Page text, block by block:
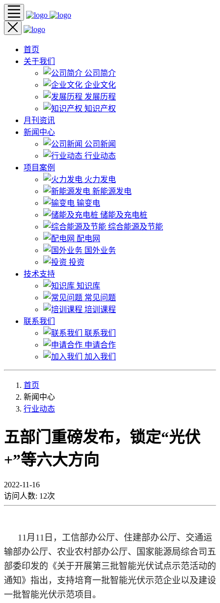
首页
关于我们
公司简介
企业文化
发展历程
知识产权
月刊资讯
新闻中心
公司新闻
行业动态
项目案例
火力发电
新能源发电
输变电
储能及充电桩
综合能源及节能
配电网
国外业务
投资
技术支持
知识库
常见问题
培训课程
联系我们
联系我们
申请合作
加入我们
首页
新闻中心
行业动态
五部门重磅发布，锁定“光伏
+”等六大方向
2022-11-16
访问人数: 12次
11月11日，工信部办公厅、住建部办公厅、交通运
输部办公厅、农业农村部办公厅、国家能源局综合司五
部委印发的《关于开展第三批智能光伏试点示范活动的
通知》指出，支持培育一批智能光伏示范企业以及建设
一批智能光伏示范项目。